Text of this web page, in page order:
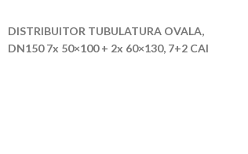
DISTRIBUITOR TUBULATURA OVALA,
DN150 7x 50×100 + 2x 60×130, 7+2 CAI